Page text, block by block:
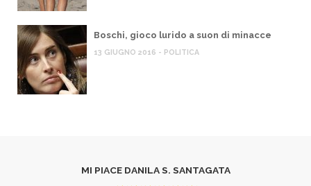
Boschi, gioco lurido a suon di minacce
13 GIUGNO 2016 - POLITICA
MI PIACE DANILA S. SANTAGATA